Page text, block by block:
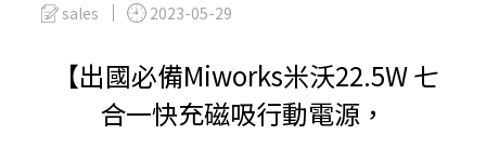
sales 2023-05-29
【出國必備Miworks米沃22.5W 七
合一快充磁吸行動電源，